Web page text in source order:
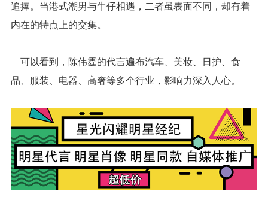
追捧。当港式潮男与牛仔相遇，二者虽表面不同，却有着
内在的特点上的交集。
可以看到，陈伟霆的代言遍布汽车、美妆、日护、食
品、服装、电器、高奢等多个行业，影响力深入人心。